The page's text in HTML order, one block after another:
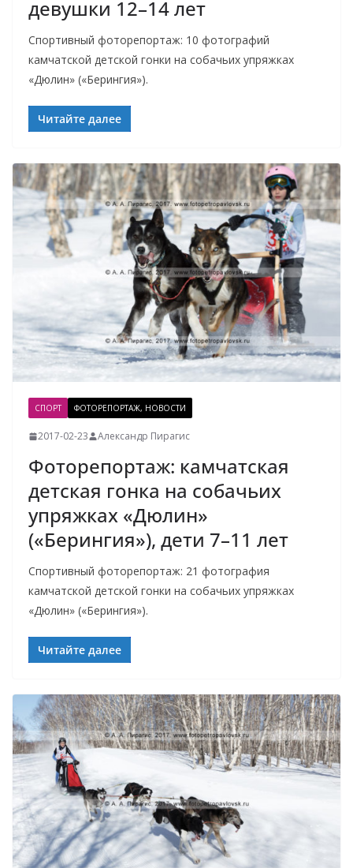
девушки 12–14 лет
Спортивный фоторепортаж: 10 фотографий
камчатской детской гонки на собачьих упряжках
«Дюлин» («Берингия»).
Читайте далее
СПОРТ ФОТОРЕПОРТАЖ, НОВОСТИ
2017-02-23 Александр Пирагис
Фоторепортаж: камчатская
детская гонка на собачьих
упряжках «Дюлин»
(«Берингия»), дети 7–11 лет
Спортивный фоторепортаж: 21 фотография
камчатской детской гонки на собачьих упряжках
«Дюлин» («Берингия»).
Читайте далее